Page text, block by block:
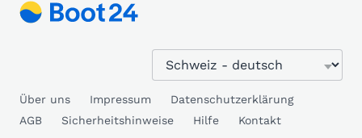
Über uns Impressum
Datenschutzerklärung
AGB
Sicherheitshinweise Hilfe Kontakt